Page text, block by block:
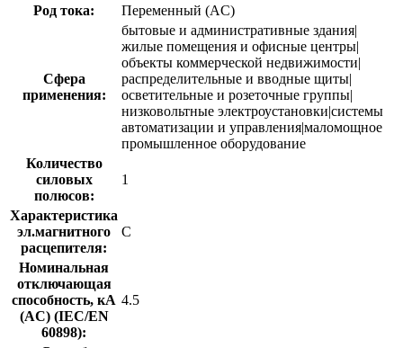
Род тока:
Переменный (AC)
Сфера
применения:
бытовые и административные здания|
жилые помещения и офисные центры|
объекты коммерческой недвижимости|
распределительные и вводные щиты|
осветительные и розеточные группы|
низковольтные электроустановки|системы
автоматизации и управления|маломощное
промышленное оборудование
Количество
силовых
полюсов:
1
Характеристика
эл.магнитного
расцепителя:
C
Номинальная
отключающая
способность, кA
(AC) (IEC/EN
60898):
4.5